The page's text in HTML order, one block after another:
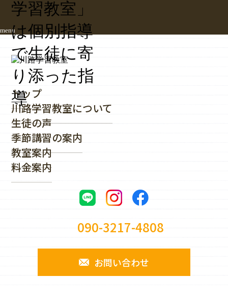
menu
トップ
川路学習教室について
生徒の声
季節講習の案内
教室案内
料金案内
090-3217-4808
お問い合わせ